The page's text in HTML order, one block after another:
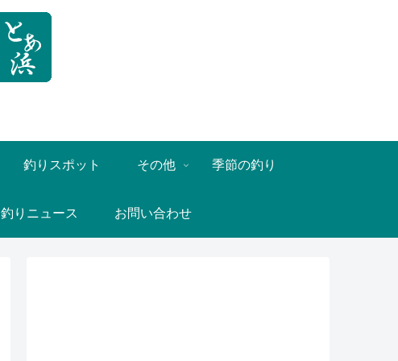
釣りスポット その他 季節の釣り
釣りニュース お問い合わせ